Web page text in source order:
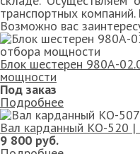
транспортных компаний.
Возможно вас
Блок шестерен 980А-
мощности
Под заказ
Подробнее
Вал карданный КО-520
9 800 руб.